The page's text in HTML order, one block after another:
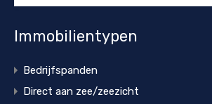
Immobilientypen
Bedrijfspanden
Direct aan zee/zeezicht